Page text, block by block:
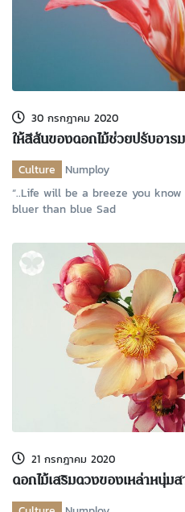
30 กรกฎาคม 2020
ให้สีสันของดอกไม้ช่วยปรับอา
Culture
Numploy
“..Life will be a breeze you
bluer than blue Sad
21 กรกฎาคม 2020
ดอกไม้เสริมดวงของเหล่าหนุ่ม